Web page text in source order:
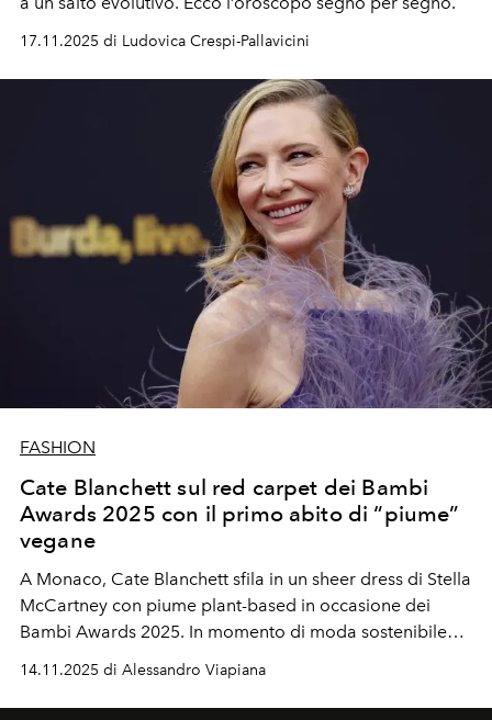
17.11.2025 di Ludovica Crespi-Pallavicini
FASHION
Cate Blanchett sul red carpet dei Bambi
Awards 2025 con il primo abito di “piume”
vegane
A Monaco, Cate Blanchett sfila in un sheer dress di Stella
McCartney con piume plant-based in occasione dei
Bambi Awards 2025. In momento di moda sostenibile
14.11.2025 di Alessandro Viapiana